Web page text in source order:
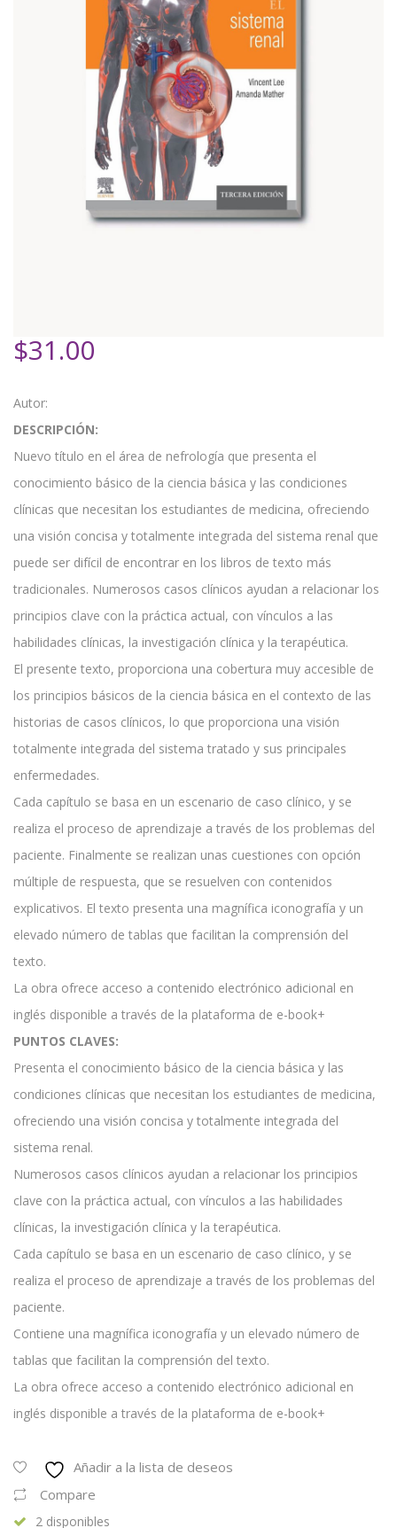
$31.00
Autor:
DESCRIPCIÓN:
Nuevo título en el área de nefrología que presenta el
conocimiento básico de la ciencia básica y las condiciones
clínicas que necesitan los estudiantes de medicina, ofreciendo
una visión concisa y totalmente integrada del sistema renal que
puede ser difícil de encontrar en los libros de texto más
tradicionales. Numerosos casos clínicos ayudan a relacionar los
principios clave con la práctica actual, con vínculos a las
habilidades clínicas, la investigación clínica y la terapéutica.
El presente texto, proporciona una cobertura muy accesible de
los principios básicos de la ciencia básica en el contexto de las
historias de casos clínicos, lo que proporciona una visión
totalmente integrada del sistema tratado y sus principales
enfermedades.
Cada capítulo se basa en un escenario de caso clínico, y se
realiza el proceso de aprendizaje a través de los problemas del
paciente. Finalmente se realizan unas cuestiones con opción
múltiple de respuesta, que se resuelven con contenidos
explicativos. El texto presenta una magnífica iconografía y un
elevado número de tablas que facilitan la comprensión del
texto.
La obra ofrece acceso a contenido electrónico adicional en
inglés disponible a través de la plataforma de e-book+
PUNTOS CLAVES:
Presenta el conocimiento básico de la ciencia básica y las
condiciones clínicas que necesitan los estudiantes de medicina,
ofreciendo una visión concisa y totalmente integrada del
sistema renal.
Numerosos casos clínicos ayudan a relacionar los principios
clave con la práctica actual, con vínculos a las habilidades
clínicas, la investigación clínica y la terapéutica.
Cada capítulo se basa en un escenario de caso clínico, y se
realiza el proceso de aprendizaje a través de los problemas del
paciente.
Contiene una magnífica iconografía y un elevado número de
tablas que facilitan la comprensión del texto.
La obra ofrece acceso a contenido electrónico adicional en
inglés disponible a través de la plataforma de e-book+
Añadir a la lista de deseos
Compare
2 disponibles